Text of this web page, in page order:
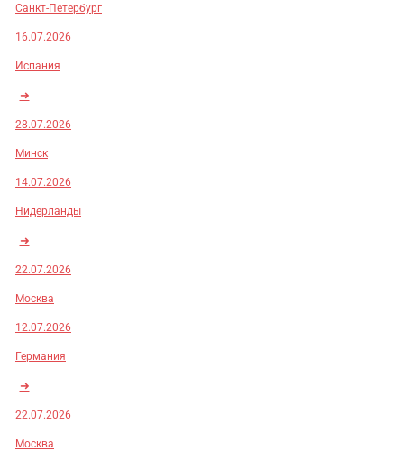
Санкт-Петербург
16.07.2026
Испания
➜
28.07.2026
Минск
14.07.2026
Нидерланды
➜
22.07.2026
Москва
12.07.2026
Германия
➜
22.07.2026
Москва